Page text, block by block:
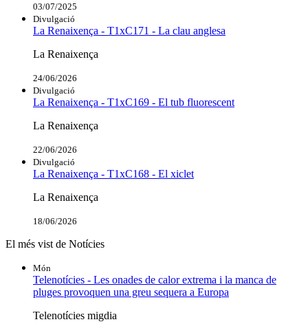
03/07/2025
Divulgació
La Renaixença - T1xC171 - La clau anglesa
La Renaixença
24/06/2026
Divulgació
La Renaixença - T1xC169 - El tub fluorescent
La Renaixença
22/06/2026
Divulgació
La Renaixença - T1xC168 - El xiclet
La Renaixença
18/06/2026
El més vist de Notícies
Món
Telenotícies - Les onades de calor extrema i la manca de
pluges provoquen una greu sequera a Europa
Telenotícies migdia